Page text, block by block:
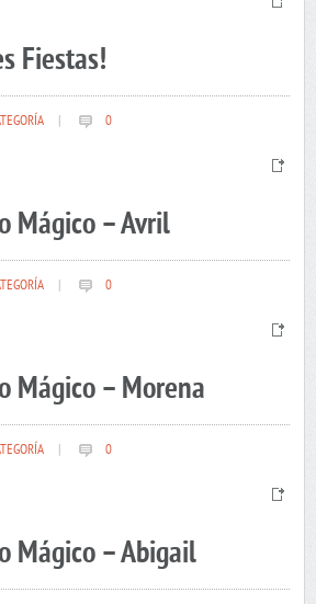
Fiestas!
0
Mágico – Avril
0
Mágico – Morena
0
Mágico – Abigail